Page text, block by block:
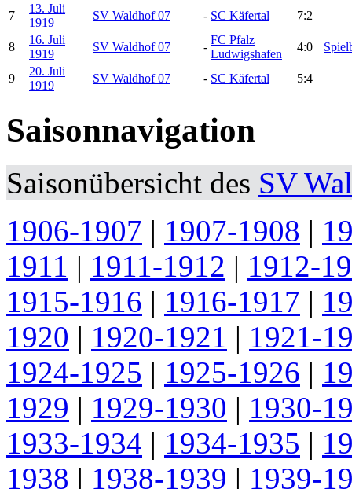
7
13. Juli
1919
SV Waldhof 07 - SC Käfertal 7:2
8
16. Juli
1919
SV Waldhof 07 -
FC Pfalz
Ludwigshafen
4:0
9
20. Juli
1919
SV Waldhof 07 - SC Käfertal 5:4
Saisonnavigation
Saisonübersicht des SV
1906-1907 | 1907-1908 |
1911 | 1911-1912 | 1912-
1915-1916 | 1916-1917 |
1920 | 1920-1921 | 1921-
1924-1925 | 1925-1926 |
1929 | 1929-1930 | 1930-
1933-1934 | 1934-1935 |
1938 | 1938-1939 | 1939-